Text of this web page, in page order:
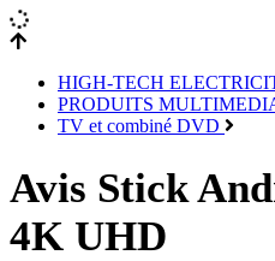
HIGH-TECH
PRODUITS
TV et combiné DVD
Avis Stick
4K UHD